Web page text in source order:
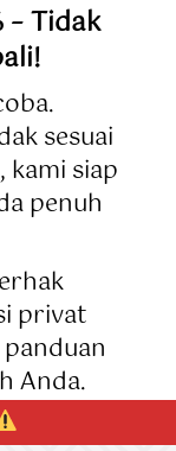
– Tidak
sesuai
kami siap
penuh
privat
Anda.